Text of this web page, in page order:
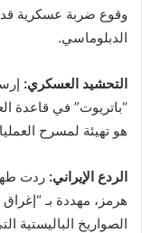
وقوع ضربة عسكرية
الدبلوماسي.
التحشيد العسكري:
“باتريوت” في قاعدة
هو تهيئة لمسرح
الردع الإيراني: ردت
هرمز، مهددة بـ
الصواريخ الباليستية